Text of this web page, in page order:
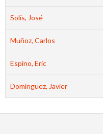
Solís, José
Muñoz, Carlos
Espino, Eric
Domínguez, Javier